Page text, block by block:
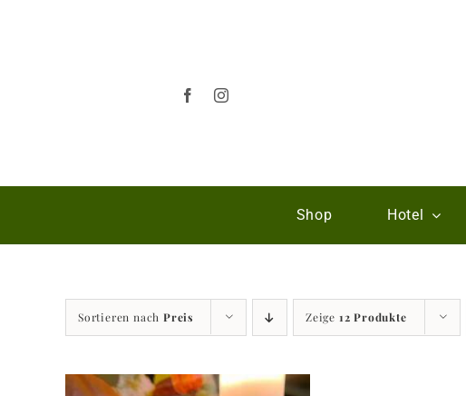
Shop Hotel
Sortieren nach Preis Zeige 12 Produkte